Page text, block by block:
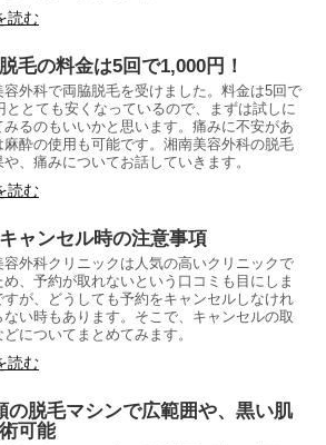
読む
毛の料金は5回で1,000円！
容外科で両脇脱毛を受けました。料金は5回で
ととても安くなっているので、まずは試しに
みるのもいいかと思います。痛みに不安があ
麻酔の使用も可能です。湘南美容外科の脱毛
、痛みについてお話していきます。
読む
ャンセル時の注意事項
容外科クリニックは人気の高いクリニックで
め、予約が取れないという口コミも目にしま
すが、どうしても予約をキャンセルしなけれ
ない時もあります。そこで、キャンセルの取
どについてまとめてみます。
読む
の脱毛マシンで広範囲や、黒い肌
可能